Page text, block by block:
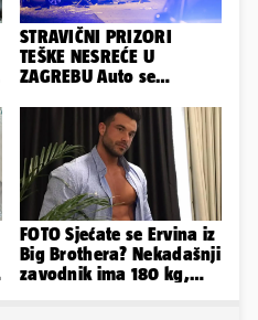
STRAVIČNI PRIZORI
TEŠKE NESREĆE U
ZAGREBU Auto se
FOTO Sjećate se Ervina iz
Big Brothera? Nekadašnji
zavodnik ima 180 kg,